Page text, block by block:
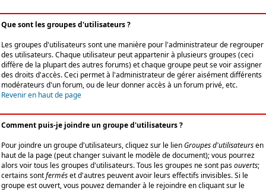
Que sont les groupes d'utilisateurs ?
Les groupes d'utilisateurs sont une manière pour l'administrateur de regrouper
des utilisateurs. Chaque utilisateur peut appartenir à plusieurs groupes (ceci
diffère de la plupart des autres forums) et chaque groupe peut se voir assigner
des droits d'accès. Ceci permet à l'administrateur de gérer aisément différents
modérateurs d'un forum, ou de leur donner accès à un forum privé, etc.
Revenir en haut de page
Comment puis-je joindre un groupe d'utilisateurs ?
Pour joindre un groupe d'utilisateurs, cliquez sur le lienGroupes d'utilisateursen
haut de la page (peut changer suivant le modèle de document); vous pourrez
alors voir tous les groupes d'utilisateurs. Tous les groupes ne sont pasouverts;
certains sontferméset d'autres peuvent avoir leurs effectifs invisibles. Si le
groupe est ouvert, vous pouvez demander à le rejoindre en cliquant sur le